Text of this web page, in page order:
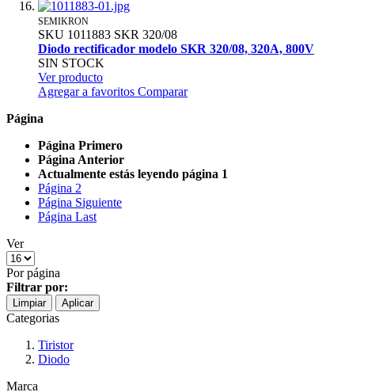
SEMIKRON
SKU 1011883 SKR 320/08
Diodo rectificador modelo SKR 320/08, 320A, 800V
SIN STOCK
Ver producto
Agregar a favoritos Comparar
Página
Página Primero
Página Anterior
Actualmente estás leyendo página 1
Página 2
Página Siguiente
Página Last
Ver
Por página
Filtrar por:
Limpiar Aplicar
Categorias
Tiristor
Diodo
Marca